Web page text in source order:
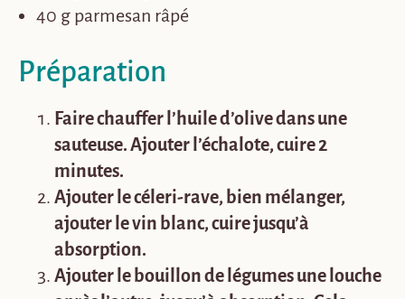
40 g parmesan râpé
Préparation
Faire chauffer l’huile d’olive dans une
sauteuse. Ajouter l’échalote, cuire 2
minutes.
Ajouter le céleri-rave, bien mélanger,
ajouter le vin blanc, cuire jusqu’à
absorption.
Ajouter le bouillon de légumes une louche